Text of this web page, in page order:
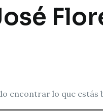
encontrar lo que estás